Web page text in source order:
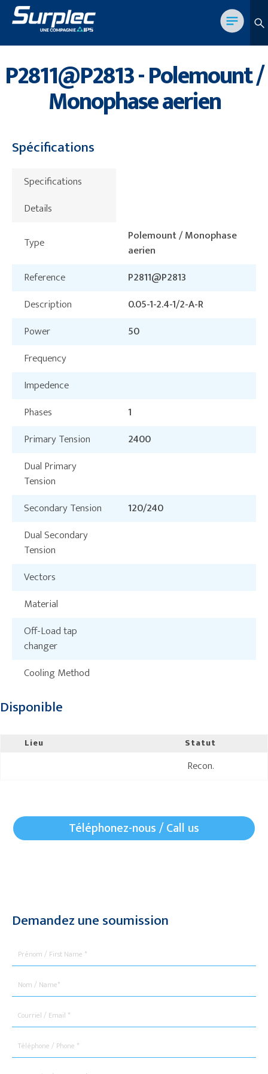
P2811@P2813 - Polemount /
Monophase aerien
Spécifications
Specifications
Details
Type
Polemount / Monophase
aerien
Reference
P2811@P2813
Description
0.05-1-2.4-1/2-A-R
Power
50
Frequency
Impedence
Phases
1
Primary Tension
2400
Dual Primary
Tension
Secondary Tension
120/240
Dual Secondary
Tension
Vectors
Material
Off-Load tap
changer
Cooling Method
Disponible
Lieu Statut
Recon.
Téléphonez-nous / Call us
Demandez une soumission